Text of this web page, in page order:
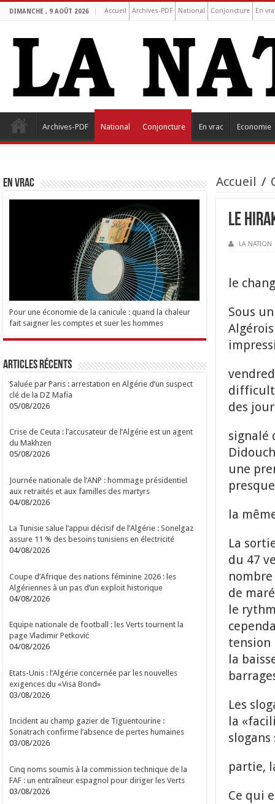
DIMANCHE , 9 AOÛT 2026 Accueil Archives-PDF National Conjoncture En
Archives-PDF National Conjoncture En vrac Economie
Accueil /
Le
LA NATION
le
Sous
des
signalé
une
la
La
du 47
de
le
tension
la
Les
la
partie,
Ce qui
EN VRAC
Pour une économie de la canicule : quand la chaleur
fait saigner les comptes et suer les hommes
Articles Récents
Saluée par Paris : arrestation en Algérie d’un suspect
clé de la DZ Mafia
05/08/2026
Crise de Ceuta : l’accusateur de l’Algérie est un agent
du Makhzen
05/08/2026
Journée nationale de l’ANP : hommage présidentiel
aux retraités et aux familles des martyrs
04/08/2026
La Tunisie salue l’appui décisif de l’Algérie : Sonelgaz
assure 11 % des besoins tunisiens en électricité
04/08/2026
Coupe d’Afrique des nations féminine 2026 : les
Algériennes à un pas d’un exploit historique
04/08/2026
Equipe nationale de football : les Verts tournent la
page Vladimir Petković
04/08/2026
Etats-Unis : l’Algérie concernée par les nouvelles
exigences du «Visa Bond»
03/08/2026
Incident au champ gazier de Tiguentourine :
Sonatrach confirme l’absence de pertes humaines
03/08/2026
Cinq noms soumis à la commission technique de la
FAF : un entraîneur espagnol pour diriger les Verts
03/08/2026